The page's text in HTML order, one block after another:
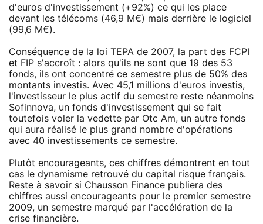
d'euros d'investissement (+92%) ce qui les place
devant les télécoms (46,9 M€) mais derrière le logiciel
(99,6 M€).
Conséquence de la loi TEPA de 2007, la part des FCPI
et FIP s'accroît : alors qu'ils ne sont que 19 des 53
fonds, ils ont concentré ce semestre plus de 50% des
montants investis. Avec 45,1 millions d'euros investis,
l'investisseur le plus actif du semestre reste néanmoins
Sofinnova, un fonds d'investissement qui se fait
toutefois voler la vedette par Otc Am, un autre fonds
qui aura réalisé le plus grand nombre d'opérations
avec 40 investissements ce semestre.
Plutôt encourageants, ces chiffres démontrent en tout
cas le dynamisme retrouvé du capital risque français.
Reste à savoir si Chausson Finance publiera des
chiffres aussi encourageants pour le premier semestre
2009, un semestre marqué par l'accélération de la
crise financière.